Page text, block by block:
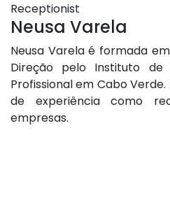
Receptionist
Neusa Varela
Neusa Varela é formada
Direção pelo Instituto de
Profissional em Cabo
de experiência como
empresas.